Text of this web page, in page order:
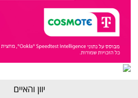
יוון והאיים